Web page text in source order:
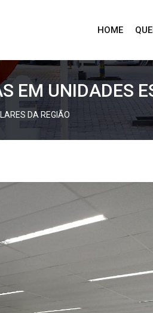
HOME
EM UNIDADES
DA REGIÃO